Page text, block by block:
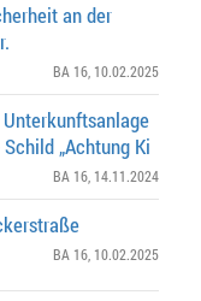
an der
BA 16 , 10.02.2025
„Achtung Ki
BA 16 , 14.11.2024
BA 16 , 10.02.2025